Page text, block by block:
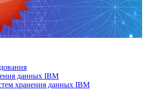
данных IBM
хранения данных IBM